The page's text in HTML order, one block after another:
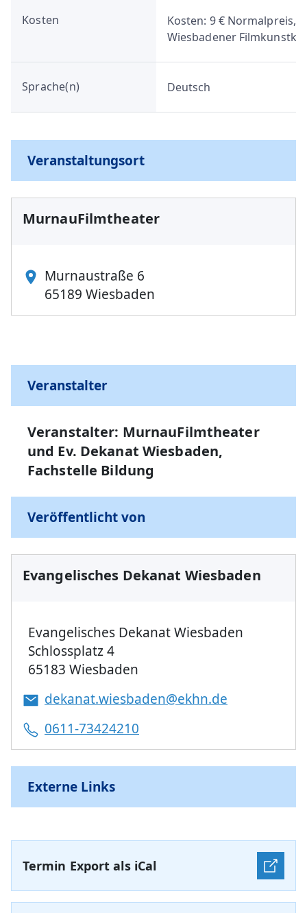
Kosten
Kosten: 9 € Normalpreis,
Wiesbadener
Sprache(n) Deutsch
Veranstaltungsort
MurnauFilmtheater
Murnaustraße 6
65189 Wiesbaden
Veranstalter
Veranstalter: MurnauFilmtheater
und Ev. Dekanat Wiesbaden,
Fachstelle Bildung
Veröffentlicht von
Evangelisches Dekanat Wiesbaden
Evangelisches Dekanat Wiesbaden
Schlossplatz 4
65183 Wiesbaden
dekanat.wiesbaden@ekhn.de
0611-73424210
Externe Links
Termin Export als iCal